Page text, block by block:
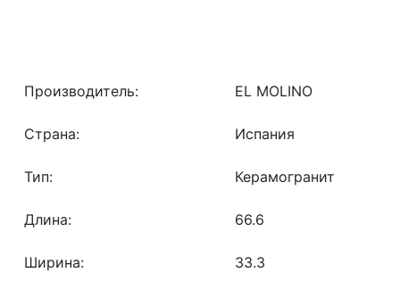
Производитель: EL MOLINO
Страна: Испания
Тип: Керамогранит
Длина: 66.6
Ширина: 33.3